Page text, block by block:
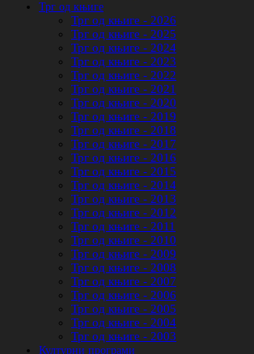
Трг од књиге
Трг од књиге - 2026
Трг од књиге - 2025
Трг од књиге - 2024
Трг од књиге - 2023
Трг од књиге - 2022
Трг од књиге - 2021
Трг од књиге - 2020
Трг од књиге - 2019
Трг од књиге - 2018
Трг од књиге - 2017
Трг од књиге - 2016
Трг од књиге - 2015
Трг од књиге - 2014
Трг од књиге - 2013
Трг од књиге - 2012
Трг од књиге - 2011
Трг од књиге - 2010
Трг од књиге - 2009
Трг од књиге - 2008
Трг од књиге - 2007
Трг од књиге - 2006
Трг од књиге - 2005
Трг од књиге - 2004
Трг од књиге - 2003
Културни програми